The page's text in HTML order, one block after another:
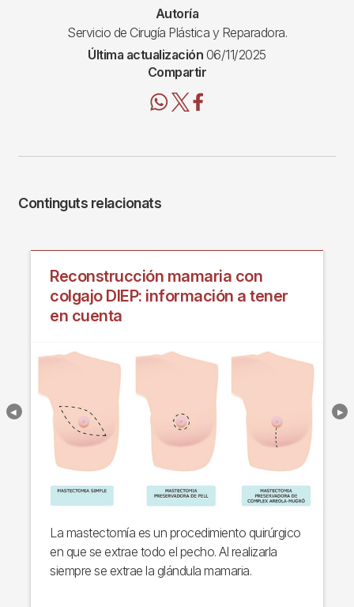
Autoría
Servicio de Cirugía Plástica y Reparadora.
Última actualización 06/11/2025
Compartir
Continguts relacionats
Reconstrucción mamaria con
colgajo DIEP: información a tener
en cuenta
La mastectomía es un procedimiento quirúrgico
en que se extrae todo el pecho. Al realizarla
siempre se extrae la glándula mamaria.